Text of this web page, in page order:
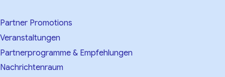
Partner Promotions
Veranstaltungen
Partnerprogramme & Empfehlungen
Nachrichtenraum